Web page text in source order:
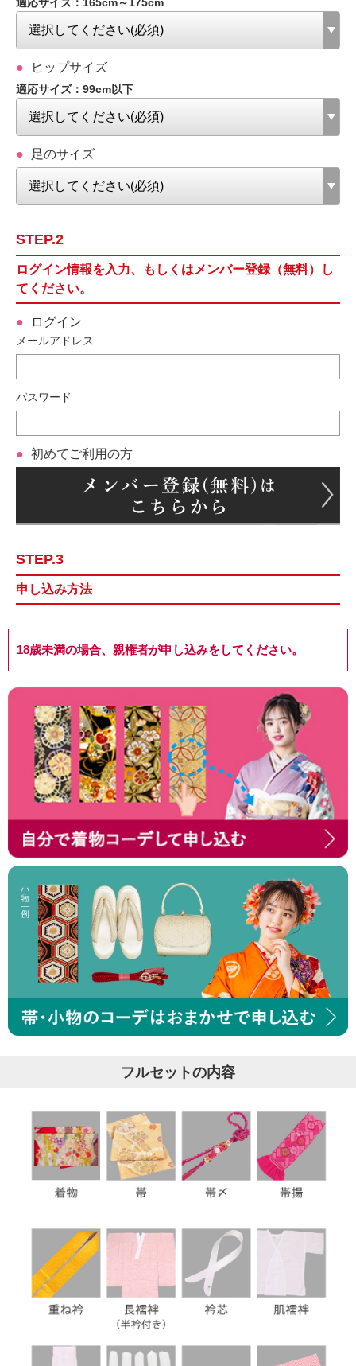
ヒップサイズ
適応サイズ：99cm以下
足のサイズ
STEP.2
ログイン情報を入力、もしくはメンバー登録（無料）し
てください。
ログイン
メールアドレス
パスワード
初めてご利用の方
STEP.3
申し込み方法
18歳未満の場合、親権者が申し込みをしてください。
フルセットの内容